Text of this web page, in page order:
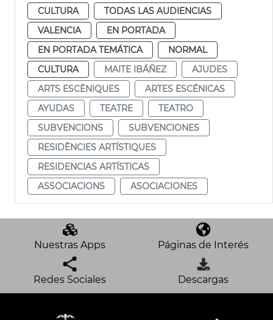
CULTURA
TODAS LAS AUDIENCIAS
VALENCIA
EN PORTADA
EN PORTADA TEMÁTICA
NORMAL
CULTURA
MAITE IBÁÑEZ
AJUDES
ARTS ESCÈNIQUES
ARTES ESCÉNICAS
AYUDAS
TEATRE
TEATRO
SUBVENCIONS
SUBVENCIONES
RESIDÈNCIES ARTÍSTIQUES
RESIDENCIAS ARTÍSTICAS
ASSOCIACIONS
ASOCIACIONES
Nuestras Apps Páginas de Interés
Redes Sociales Descargas